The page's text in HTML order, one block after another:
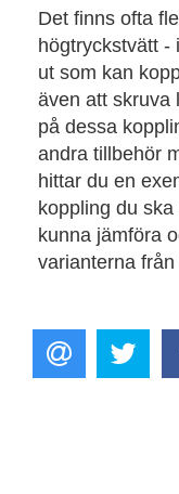
Det finns ofta
högtryckstvätt -
ut som kan
även att skruva
på dessa
andra tillbehör
hittar du en
koppling du
kunna jämföra
varianterna